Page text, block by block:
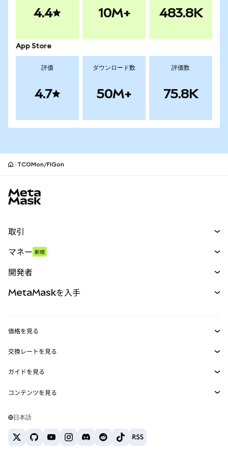
4.4 10M+ 483.8K
App Store
評価
4.7
ダウンロード数
50M+
評価数
75.8K
TCOMon/FIGon
取引
パーペチュアル
RWA
マネー 新規
開発者
MetaMask Connect
Snaps
Web3サービス
MetaMaskを入手
セキュリティ
サポート
キャリア
お問い合わせ
価格を見る
イーサリアムの価格
Solanaの価格
Tetherの価格
交換レートを見る
ETH→USD
USDT→INR
BTC→INR
ETH→USDT
ガイドを見る
ETHの購入
USDTの購入
コンテンツを見る
Solanaウォレット
日本語